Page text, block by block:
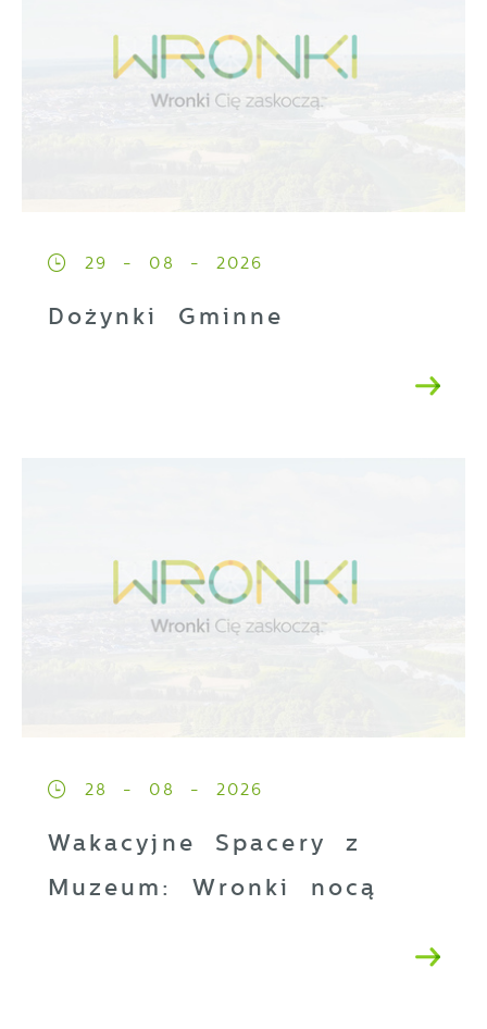
29 - 08 - 2026
Dożynki Gminne
28 - 08 - 2026
Wakacyjne Spacery z
Muzeum: Wronki nocą